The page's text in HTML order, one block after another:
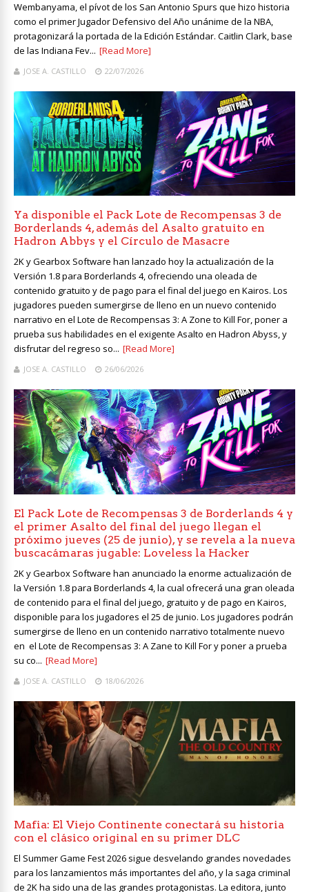
Wembanyama, el pívot de los San Antonio Spurs que hizo historia
como el primer Jugador Defensivo del Año unánime de la NBA,
protagonizará la portada de la Edición Estándar. Caitlin Clark, base
de las Indiana Fev... [Read More]
JOSE A. CASTILLO 22/07/2026
Ya disponible el Pack Lote de Recompensas 3 de
Borderlands 4, además del Asalto gratuito en
Hadron Abbys y el Círculo de Masacre
2K y Gearbox Software han lanzado hoy la actualización de la
Versión 1.8 para Borderlands 4, ofreciendo una oleada de
contenido gratuito y de pago para el final del juego en Kairos. Los
jugadores pueden sumergirse de lleno en un nuevo contenido
narrativo en el Lote de Recompensas 3: A Zone to Kill For, poner a
prueba sus habilidades en el exigente Asalto en Hadron Abyss, y
disfrutar del regreso so... [Read More]
JOSE A. CASTILLO 26/06/2026
El Pack Lote de Recompensas 3 de Borderlands 4 y
el primer Asalto del final del juego llegan el
próximo jueves (25 de junio), y se revela a la nueva
buscacámaras jugable: Loveless la Hacker
2K y Gearbox Software han anunciado la enorme actualización de
la Versión 1.8 para Borderlands 4, la cual ofrecerá una gran oleada
de contenido para el final del juego, gratuito y de pago en Kairos,
disponible para los jugadores el 25 de junio. Los jugadores podrán
sumergirse de lleno en un contenido narrativo totalmente nuevo
en el Lote de Recompensas 3: A Zane to Kill For y poner a prueba
su co... [Read More]
JOSE A. CASTILLO 18/06/2026
Mafia: El Viejo Continente conectará su historia
con el clásico original en su primer DLC
El Summer Game Fest 2026 sigue desvelando grandes novedades
para los lanzamientos más importantes del año, y la saga criminal
de 2K ha sido una de las grandes protagonistas. La editora, junto